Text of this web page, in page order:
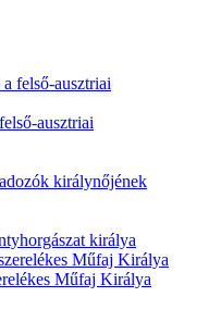
ausztriai
királynőjének
királya
Műfaj Királya